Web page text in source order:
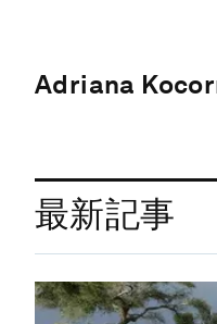
Adriana
最新記事